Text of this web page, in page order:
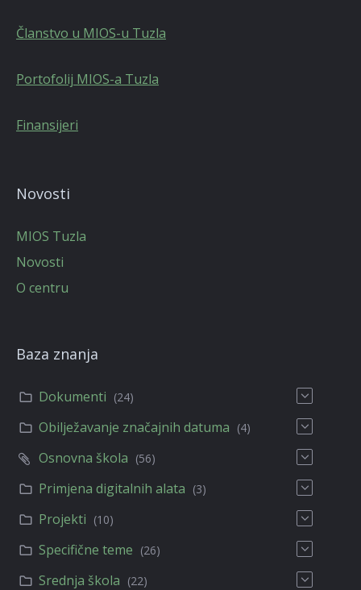
Članstvo u MIOS-u Tuzla
Portofolij MIOS-a Tuzla
Finansijeri
Novosti
MIOS Tuzla
Novosti
O centru
Baza znanja
Dokumenti (24)
Obilježavanje značajnih datuma (4)
Osnovna škola (56)
Primjena digitalnih alata (3)
Projekti (10)
Specifične teme (26)
Srednja škola (22)